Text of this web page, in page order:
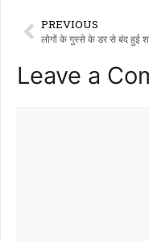
PREVIOUS
लोगों के गुस्से के डर से बंद हुई
Leave a